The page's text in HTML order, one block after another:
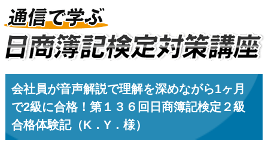
会社員が音声解説で理解を深めながら1ヶ月
で2級に合格！第１３６回日商簿記検定２級
合格体験記（K．Y．様）